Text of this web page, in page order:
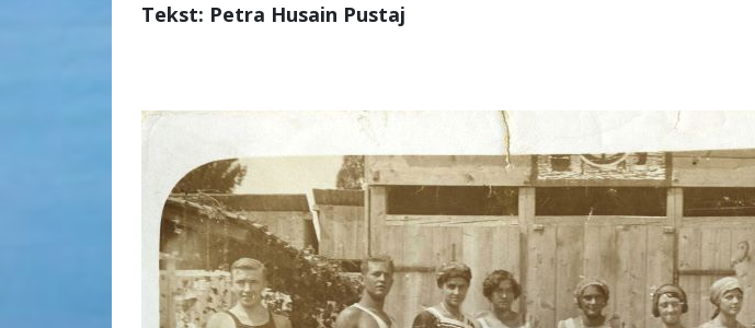
Tekst: Petra Husain Pustaj